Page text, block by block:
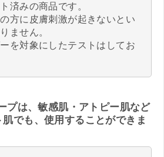
済みの商品です。
方に皮膚刺激が起きないとい
ません。
を対象にしたテストはしてお
は、敏感肌・アトピー肌など
でも、使用することができま